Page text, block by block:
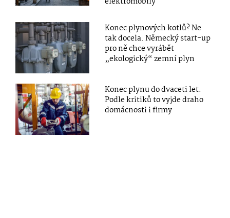
Konec plynových kotlů? Ne
tak docela. Německý start-up
pro ně chce vyrábět
„ekologický“ zemní plyn
Konec plynu do dvaceti let.
Podle kritiků to vyjde draho
domácnosti i firmy